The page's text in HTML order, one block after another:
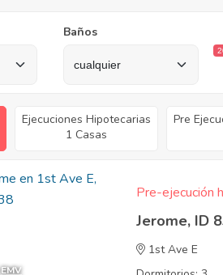
Baños
Ejecuciones Hipotecarias
1 Casas
Pre
EMV
Pre-ejecución
Jerome, ID
1st Ave E